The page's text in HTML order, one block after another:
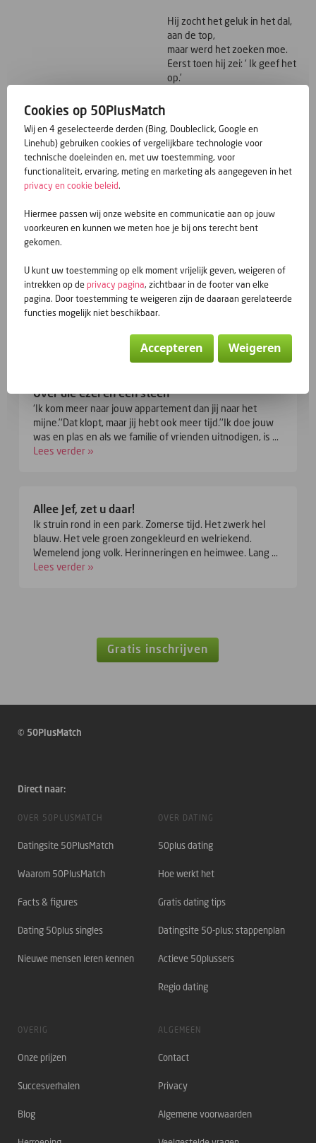
Hij zocht het geluk in het dal,
aan de top,
maar werd het zoeken moe.
Eerst toen hij zei: ‘ Ik geef het
op.’
Enjoy the road
Jijikwij
geplaatst door jijikwij - 1559 keer gelezen
Vorige berichten
PROFIELKLEVEN
‘ Waarom niet eens een stuk schrijven over mensen die
blijven iemands profiel bezoeken en verder nooit
initiatief nemen?’ Dit postte een bloglezer in mijn mailbo...
Over die ezel en een steen
‘Ik kom meer naar jouw appartement dan jij naar het
mijne.’‘Dat klopt, maar jij hebt ook meer tijd.’‘Ik doe jouw
was en plas en als we familie of vrienden uitnodigen, is ...
Lees verder »
Allee Jef, zet u daar!
Ik struin rond in een park. Zomerse tijd. Het zwerk hel
blauw. Het vele groen zongekleurd en welriekend.
Wemelend jong volk. Herinneringen en heimwee. Lang ...
Lees verder »
Gratis inschrijven
© 50PlusMatch
Direct naar:
OVER 50PLUSMATCH
Datingsite 50PlusMatch
Waarom 50PlusMatch
Facts & figures
Dating 50plus singles
Nieuwe mensen leren kennen
OVER DATING
50plus dating
Hoe werkt het
Gratis dating tips
Datingsite 50-plus: stappenplan
Actieve 50plussers
Regio dating
OVERIG
Onze prijzen
Succesverhalen
Blog
ALGEMEEN
Contact
Privacy
Algemene voorwaarden
Cookies op 50PlusMatch
Wij en 4 geselecteerde derden (Bing, Doubleclick, Google en
Linehub) gebruiken cookies of vergelijkbare technologie voor
technische doeleinden en, met uw toestemming, voor
functionaliteit, ervaring, meting en marketing als aangegeven in het
privacy en cookie beleid.
Hiermee passen wij onze website en communicatie aan op jouw
voorkeuren en kunnen we meten hoe je bij ons terecht bent
gekomen.
U kunt uw toestemming op elk moment vrijelijk geven, weigeren of
intrekken op deprivacy pagina, zichtbaar in de footer van elke
pagina. Door toestemming te weigeren zijn de daaraan gerelateerde
functies mogelijk niet beschikbaar.
Accepteren Weigeren